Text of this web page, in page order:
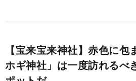
【宝来宝来神社】赤色に包
ホギ神社」は一度訪れるべ